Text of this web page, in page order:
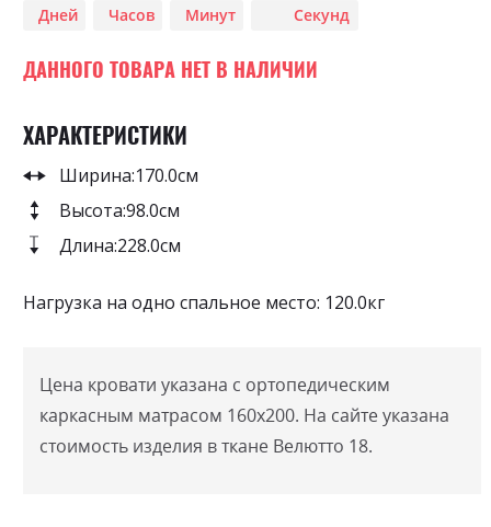
images
Дней Часов Минут Секунд
ДАННОГО ТОВАРА НЕТ В НАЛИЧИИ
ХАРАКТЕРИСТИКИ
Ширина:170.0см
Высота:98.0см
Длина:228.0см
Нагрузка на одно спальное место: 120.0кг
Цена кровати указана с ортопедическим
каркасным матрасом 160х200. На сайте указана
стоимость изделия в ткане Велютто 18.